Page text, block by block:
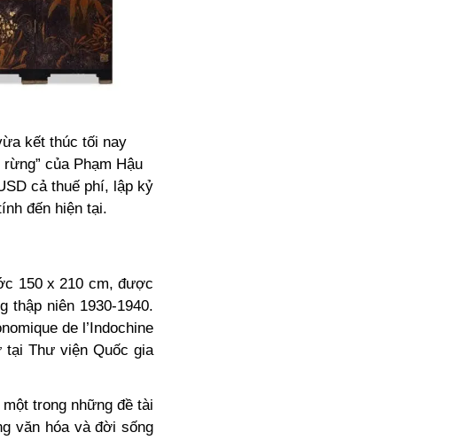
kết thúc tối nay
của Phạm Hậu
cả thuế phí, lập kỷ
đến hiện tại.
150 x 210 cm, được
thập niên 1930-1940.
de l’Indochine
Thư viện Quốc gia
trong những đề tài
văn hóa và đời sống